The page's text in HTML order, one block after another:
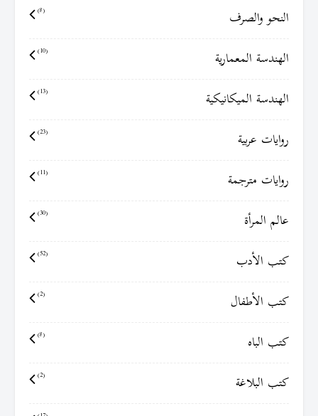
النحو والصرف (8)
الهندسة المعمارية (10)
الهندسة الميكانيكية (13)
روايات عربية (23)
روايات مترجمة (11)
عالم المرأة (30)
كتب الأدب (52)
كتب الأطفال (2)
كتب الباه (8)
كتب البلاغة (2)